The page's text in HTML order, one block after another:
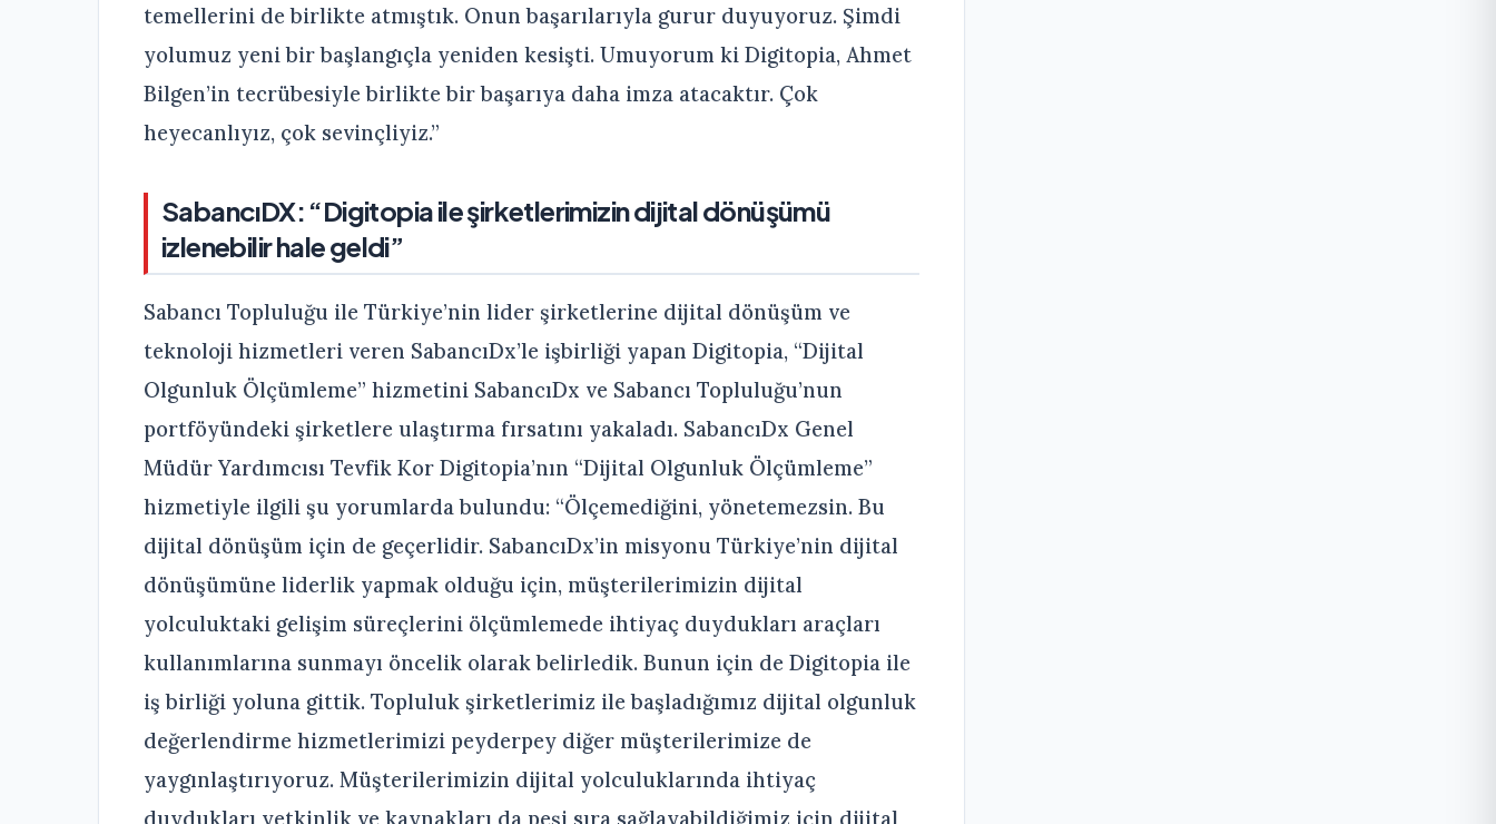
temellerini de birlikte atmıştık. Onun başarılarıyla gurur duyuyoruz. Şimdi
yolumuz yeni bir başlangıçla yeniden kesişti. Umuyorum ki Digitopia, Ahmet
Bilgen’in tecrübesiyle birlikte bir başarıya daha imza atacaktır. Çok
heyecanlıyız, çok sevinçliyiz.”
SabancıDX: “Digitopia ile şirketlerimizin dijital dönüşümü
izlenebilir hale geldi”
Sabancı Topluluğu ile Türkiye’nin lider şirketlerine dijital dönüşüm ve
teknoloji hizmetleri veren SabancıDx’le işbirliği yapan Digitopia, “Dijital
Olgunluk Ölçümleme” hizmetini SabancıDx ve Sabancı Topluluğu’nun
portföyündeki şirketlere ulaştırma fırsatını yakaladı. SabancıDx Genel
Müdür Yardımcısı Tevfik Kor Digitopia’nın “Dijital Olgunluk Ölçümleme”
hizmetiyle ilgili şu yorumlarda bulundu: “Ölçemediğini, yönetemezsin. Bu
dijital dönüşüm için de geçerlidir. SabancıDx’in misyonu Türkiye’nin dijital
dönüşümüne liderlik yapmak olduğu için, müşterilerimizin dijital
yolculuktaki gelişim süreçlerini ölçümlemede ihtiyaç duydukları araçları
kullanımlarına sunmayı öncelik olarak belirledik. Bunun için de Digitopia ile
iş birliği yoluna gittik. Topluluk şirketlerimiz ile başladığımız dijital olgunluk
değerlendirme hizmetlerimizi peyderpey diğer müşterilerimize de
yaygınlaştırıyoruz. Müşterilerimizin dijital yolculuklarında ihtiyaç
duydukları yetkinlik ve kaynakları da peşi sıra sağlayabildiğimiz için dijital